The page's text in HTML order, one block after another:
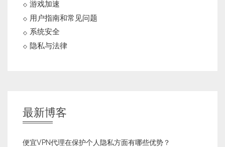
游戏加速
用户指南和常见问题
系统安全
隐私与法律
最新博客
便宜VPN代理在保护个人隐私方面有哪些优势？